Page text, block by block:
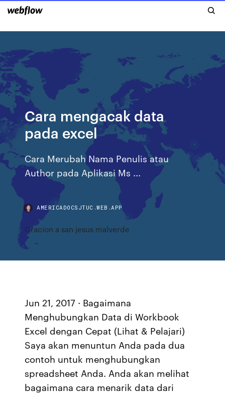
Cara mengacak data
pada excel
Cara Merubah Nama Penulis atau
Author pada Aplikasi Ms ...
AMERICADOCSJTUC.WEB.APP
Oracion a san jesus malverde
Jun 21, 2017 · Bagaimana
Menghubungkan Data di Workbook
Excel dengan Cepat (Lihat & Pelajari)
Saya akan menuntun Anda pada dua
contoh untuk menghubungkan
spreadsheet Anda. Anda akan melihat
bagaimana cara menarik data dari